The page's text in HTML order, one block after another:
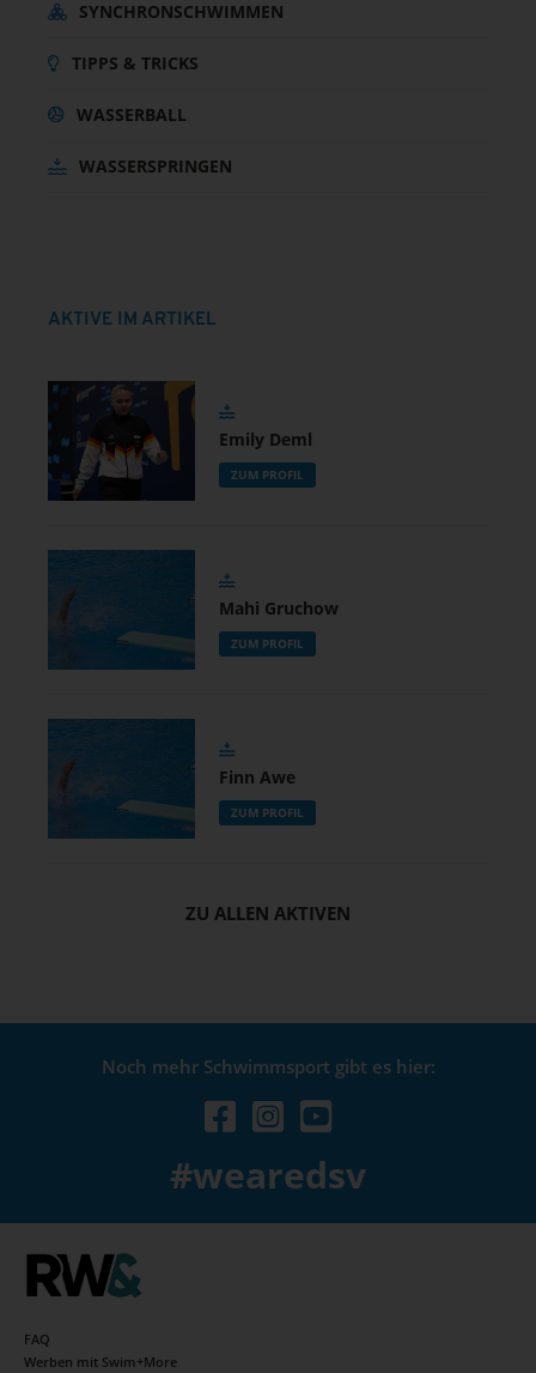
SYNCHRONSCHWIMMEN
TIPPS & TRICKS
WASSERBALL
WASSERSPRINGEN
AKTIVE IM ARTIKEL
Emily Deml
ZUM PROFIL
Mahi Gruchow
ZUM PROFIL
Finn Awe
ZUM PROFIL
ZU ALLEN AKTIVEN
Noch mehr Schwimmsport gibt es hier:
#wearedsv
FAQ
Werben mit Swim+More